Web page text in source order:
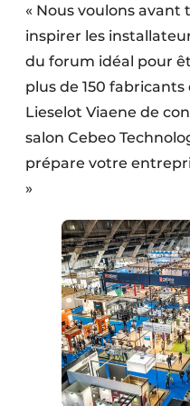
« Nous voulons
inspirer les
du forum idéal pour
plus de 150
Lieselot Viaene de
salon Cebeo
prépare votre
»